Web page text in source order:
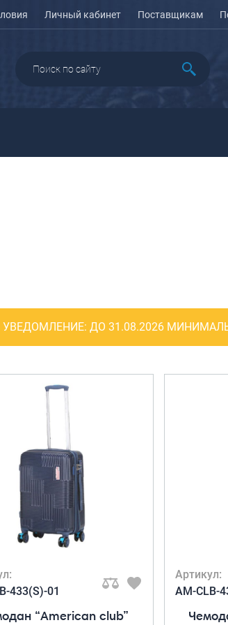
Личный кабинет Поставщикам
ноутбуков
Рюкзаки детские
Рюкзаки
рыбалки
УВЕДОМЛЕНИЕ: ДО 31.08.2026
433(S)-01
“American club”
Артикул:
AM-CLB-